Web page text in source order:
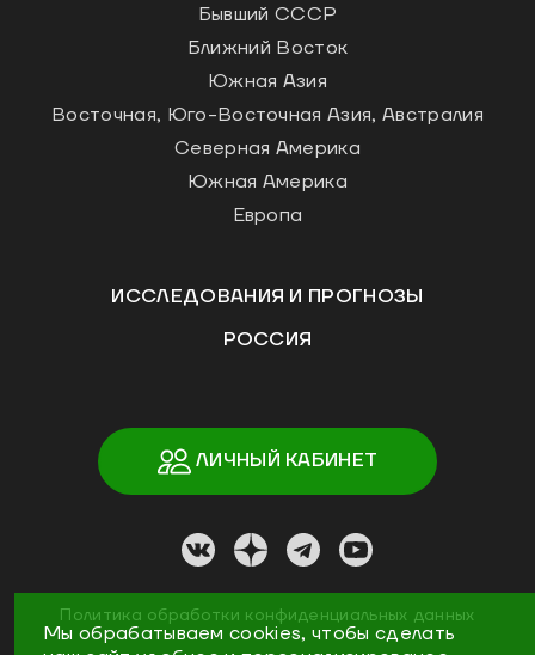
Бывший СССР
Ближний Восток
Южная Азия
Восточная, Юго-Восточная Азия, Австралия
Северная Америка
Южная Америка
Европа
ИССЛЕДОВАНИЯ И ПРОГНОЗЫ
РОССИЯ
ЛИЧНЫЙ КАБИНЕТ
Политика обработки конфиденциальных данных
Мы обрабатываем cookies, чтобы сделать